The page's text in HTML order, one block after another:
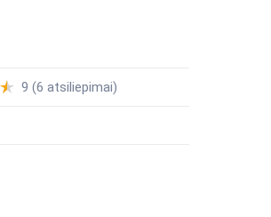
9 (6 atsiliepimai)